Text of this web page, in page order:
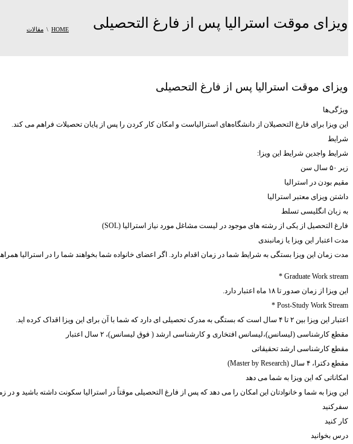
ویزای موقت استرالیا پس از فارغ التحصیلی HOME مقالات
ویزای موقت استرالیا پس از فارغ التحصیلی
ویژگی‌ها
این ویزا برای فارغ التحصیلان از دانشگاه‌های استرالیاست و امکان کار کردن را پس از پایان تحصیلات فراهم می کند.
شرایط
شرایط واجدین شرایط این ویزا:
زیر ۵۰ سال سن
مقیم بودن در استرالیا
داشتن ویزای معتبر استرالیا
به زبان انگلیسی تسلط
فارغ التحصیل از یکی از رشته های موجود در لیست مشاغل مورد نیاز استرالیا (SOL)
مدت اعتبار این ویزا یا زمانبندی
مدت زمان این ویزا بستگی به شرایط شما در زمان اقدام دارد. اگر اعضای خانواده شما بخواهند شما را در استرالیا
Graduate Work stream *
این ویزا از زمان صدور تا ۱۸ ماه اعتبار دارد.
Post-Study Work Stream *
اعتبار این ویزا بین ۲ تا ۴ سال است که بستگی به مدرک تحصیلی ای دارد که شما با آن برای این ویزا اقداک کرده اید.
مقطع کارشناسی (لیسانس)،لیسانس افتخاری و کارشناسی ارشد ( فوق لیسانس)، ۲ سال اعتبار
مقطع کارشناسی ارشد تحقیقاتی
مقطع دکترا، ۴ سال (Master by Research)
امکاناتی که این ویزا به شما می دهد
این ویزا به شما و خانوادتان این امکان را می دهد که پس از فارغ التحصیلی موقتاً در استرالیا سکونت داشته باشید و در
سفرکنید
کار کنید
درس بخوانید